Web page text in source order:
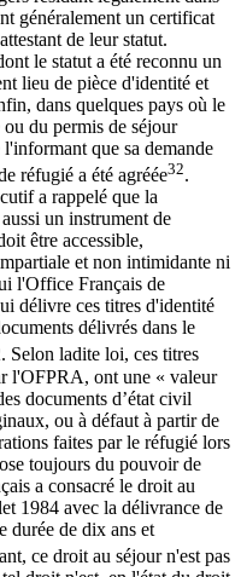
généralement un certificat
de leur statut.
le statut a été reconnu un
lieu de pièce d'identité et
dans quelques pays où le
du permis de séjour
que sa demande
réfugié a été agréée32.
a rappelé que la
un instrument de
être accessible,
et non intimidante ni
l'Office Français de
délivre ces titres d'identité
délivrés dans le
Selon ladite loi, ces titres
l'OFPRA, ont une « valeur
documents d’état civil
ou à défaut à partir de
faites par le réfugié lors
toujours du pouvoir de
a consacré le droit au
1984 avec la délivrance de
durée de dix ans et
ce droit au séjour n'est pas